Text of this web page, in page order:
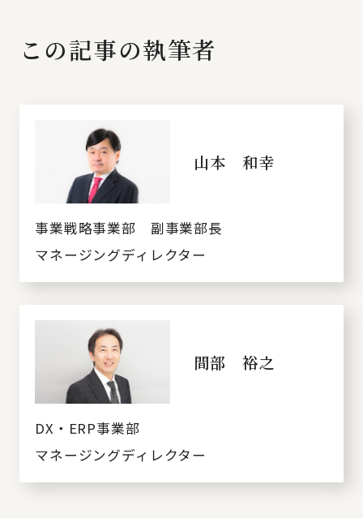
この記事の執筆者
山本 和幸
事業戦略事業部 副事業部長
マネージングディレクター
間部 裕之
DX・ERP事業部
マネージングディレクター